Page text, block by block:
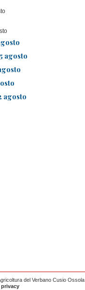
agosto
agosto
del Verbano Cusio Ossola
privacy